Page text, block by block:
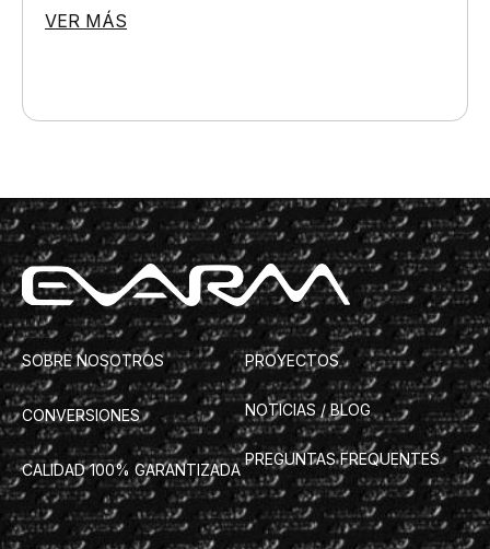
VER MÁS
SOBRE NOSOTROS
CONVERSIONES
CALIDAD 100% GARANTIZADA
PROYECTOS
NOTICIAS / BLOG
PREGUNTAS FREQUENTES